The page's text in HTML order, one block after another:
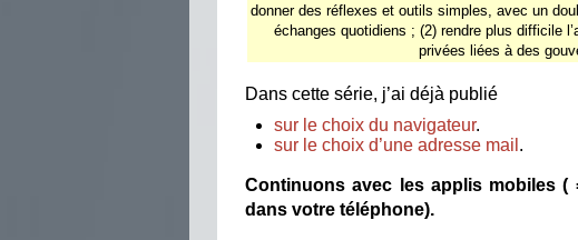
donner des réflexes et outils simples, avec un
échanges quotidiens ; (2) rendre plus difficile
privées liées à des
Dans cette série, j’ai déjà publié
sur le choix du navigateur.
sur le choix d’une adresse mail .
Continuons avec les applis mobiles (
dans votre téléphone).